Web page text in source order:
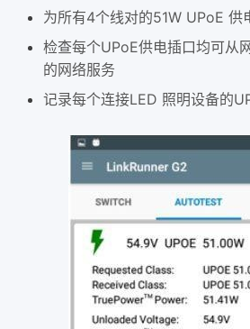
为所有4个线对的51W UPoE 供
检查每个UPoE供电插口均可从
的网络服务
记录每个连接LED 照明设备的